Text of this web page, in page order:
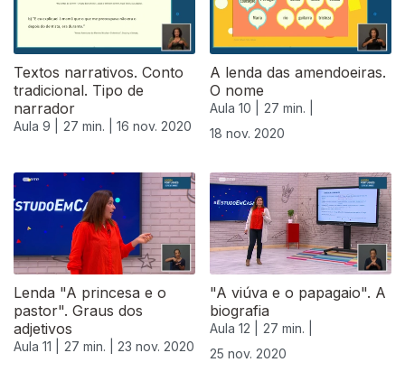
Textos narrativos. Conto
tradicional. Tipo de
narrador
Aula 9 | 27 min. | 16 nov. 2020
A lenda das amendoeiras.
O nome
Aula 10 |
27 min. |
18 nov. 2020
Lenda "A princesa e o
pastor". Graus dos
adjetivos
Aula 11 | 27 min. | 23 nov. 2020
"A viúva e o papagaio". A
biografia
Aula 12 |
27 min. |
25 nov. 2020
508177